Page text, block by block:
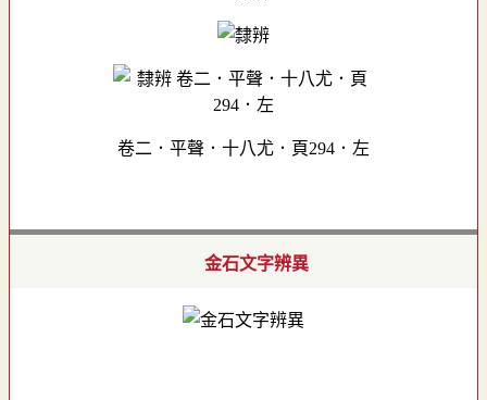
卷二．平聲．十八尤．頁294．左
金石文字辨異